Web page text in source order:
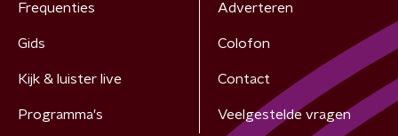
Frequenties
Gids
Kijk & luister live
Programma's
Adverteren
Colofon
Contact
Veelgestelde vragen